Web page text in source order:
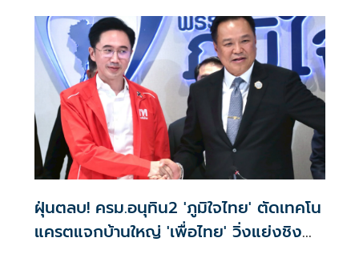
พลังงานสะอาดใน 1 ปี
ฝุ่นตลบ! ครม.อนุทิน2 'ภูมิใจไทย' ตัดเทคโน
แครตแจกบ้านใหญ่ 'เพื่อไทย' วิ่งแย่งชิง